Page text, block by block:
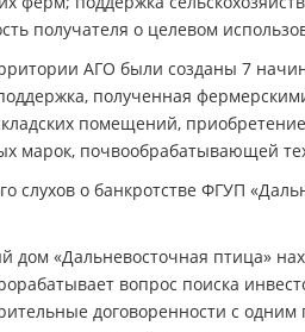
получателя о целевом
АГО были созданы 7
полученная
помещений,
марок, почвообрабатывающей
слухов о банкротстве ФГУП
«Дальневосточная птица»
вопрос поиска
договоренности с